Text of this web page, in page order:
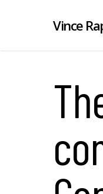
Vince